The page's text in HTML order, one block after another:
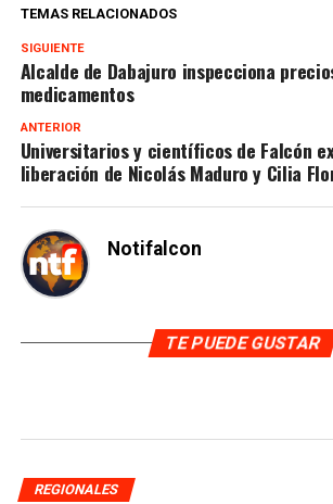
TEMAS RELACIONADOS
SIGUIENTE
Alcalde de Dabajuro inspecciona
medicamentos
ANTERIOR
Universitarios y científicos de Falcón
liberación de Nicolás Maduro y Cilia
Notifalcon
TE PUEDE GUSTAR
REGIONALES